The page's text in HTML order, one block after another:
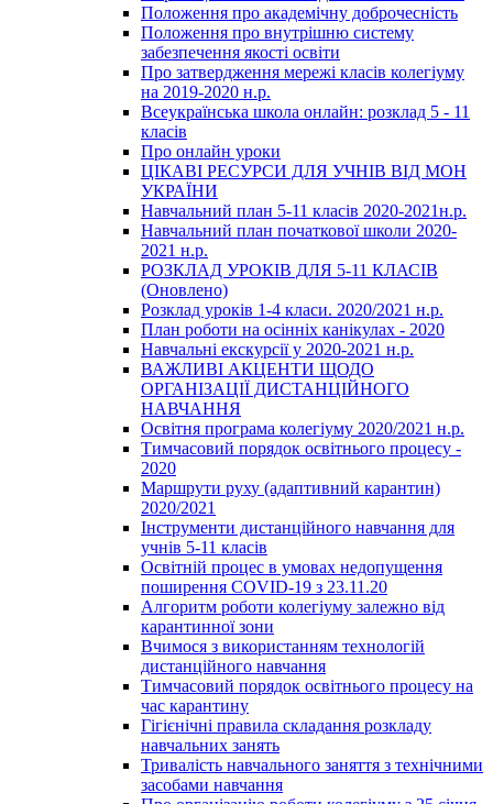
Положення про академічну доброчесність
Положення про внутрішню систему
забезпечення якості освіти
Про затвердження мережі класів колегіуму
на 2019-2020 н.р.
Всеукраїнська школа онлайн: розклад 5 - 11
класів
Про онлайн уроки
ЦІКАВІ РЕСУРСИ ДЛЯ УЧНІВ ВІД МОН
УКРАЇНИ
Навчальний план 5-11 класів 2020-2021н.р.
Навчальний план початкової школи 2020-
2021 н.р.
РОЗКЛАД УРОКІВ ДЛЯ 5-11 КЛАСІВ
(Оновлено)
Розклад уроків 1-4 класи. 2020/2021 н.р.
План роботи на осінніх канікулах - 2020
Навчальні екскурсії у 2020-2021 н.р.
ВАЖЛИВІ АКЦЕНТИ ЩОДО
ОРГАНІЗАЦІЇ ДИСТАНЦІЙНОГО
НАВЧАННЯ
Освітня програма колегіуму 2020/2021 н.р.
Тимчасовий порядок освітнього процесу -
2020
Маршрути руху (адаптивний карантин)
2020/2021
Інструменти дистанційного навчання для
учнів 5-11 класів
Освітній процес в умовах недопущення
поширення COVID-19 з 23.11.20
Алгоритм роботи колегіуму залежно від
карантинної зони
Вчимося з використанням технологій
дистанційного навчання
Тимчасовий порядок освітнього процесу на
час карантину
Гігієнічні правила складання розкладу
навчальних занять
Тривалість навчального заняття з технічними
засобами навчання